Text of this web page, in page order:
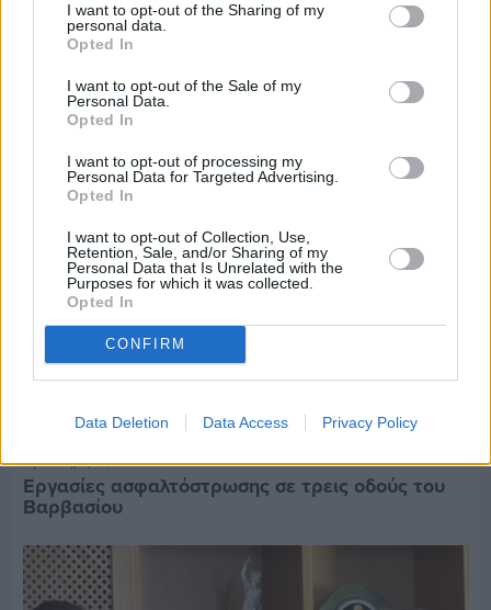
I want to opt-out of the Sharing of my
personal data.
Opted In
I want to opt-out of the Sale of my
Personal Data.
Opted In
I want to opt-out of processing my
Personal Data for Targeted Advertising.
Opted In
I want to opt-out of Collection, Use,
Retention, Sale, and/or Sharing of my
Personal Data that Is Unrelated with the
Purposes for which it was collected.
Opted In
CONFIRM
Data Deletion Data Access Privacy Policy
Πριν 9 ημέρες
Τρίτος στη σφαιροβολία στη διεθνή συνάντηση
Ελλάδας–Κύπρου Κ18 ο Δημήτρης Τέλλιος
Πριν 9 ημέρες
Εργασίες ασφαλτόστρωσης σε τρεις οδούς του
Βαρβασίου